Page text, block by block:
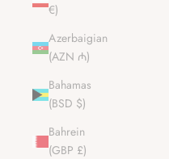
€)
Azerbaigian
(AZN ₼)
Bahamas
(BSD $)
Bahrein
(GBP £)